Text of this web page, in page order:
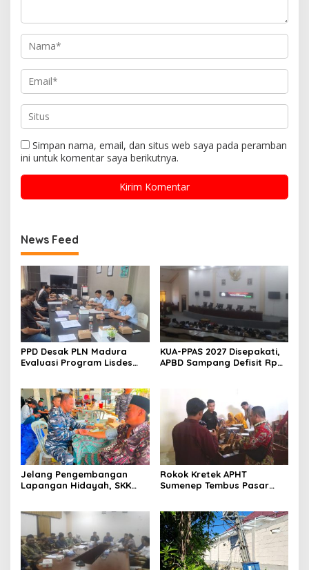
Simpan nama, email, dan situs web saya pada peramban
ini untuk komentar saya berikutnya.
News Feed
PPD Desak PLN Madura
Evaluasi Program Lisdes
KUA-PPAS 2027 Disepakati,
APBD Sampang Defisit Rp
Jelang Pengembangan
Lapangan Hidayah, SKK
Nelayan Sampang
Rokok Kretek APHT
Sumenep Tembus Pasar